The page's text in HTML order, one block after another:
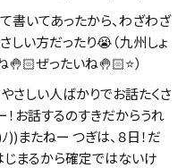
書いてあったから、わざわざ
しい方だったり😭（九州しょ
ぜったいね🤚🏻⭐️）
さしい人ばかりでお話たくさ
お話するのすきだからうれ
またねー つぎは、８日！だ
じまるから確定ではないけ